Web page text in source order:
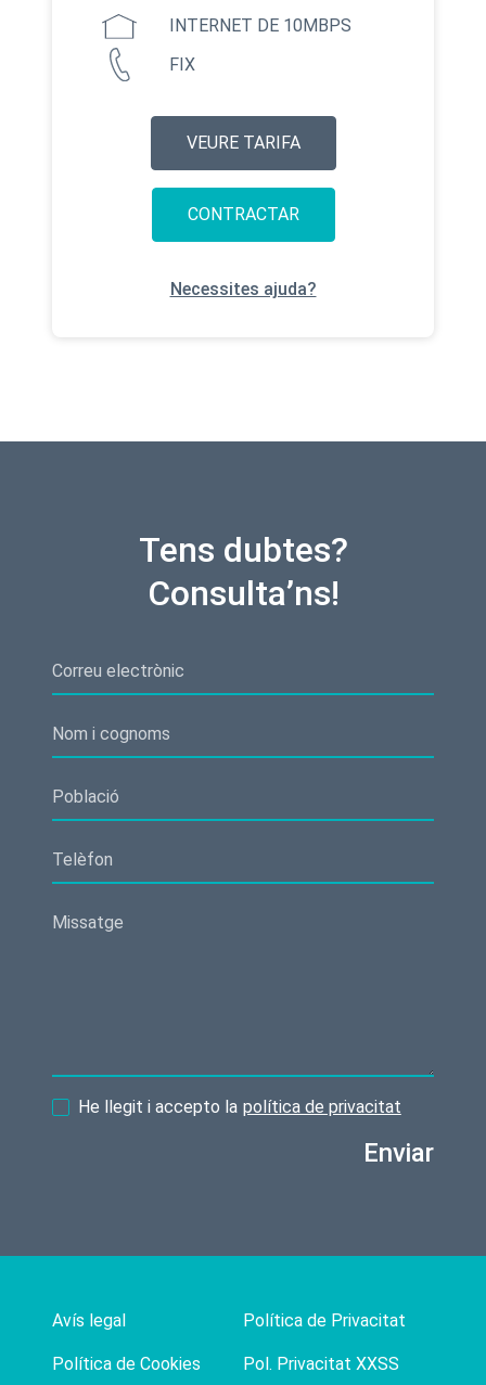
INTERNET DE 10MBPS
FIX
VEURE TARIFA
CONTRACTAR
Necessites ajuda?
Tens dubtes?
Consulta’ns!
He llegit i accepto la política de privacitat
Enviar
Avís legal
Política de Cookies
Política de Privacitat
Pol. Privacitat XXSS